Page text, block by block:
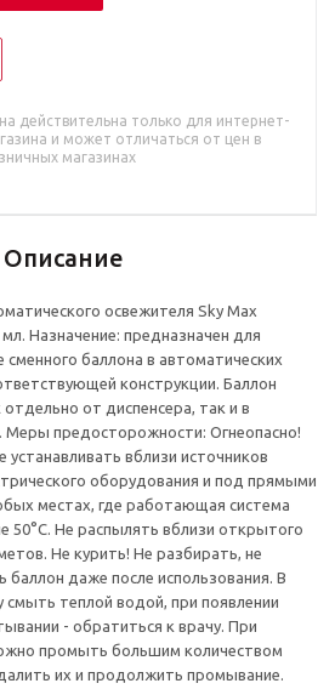
действительна только для интернет-
и может отличаться от цен в
магазинах
Описание
освежителя Sky Max
Назначение: предназначен для
сменного баллона в автоматических
конструкции. Баллон
от диспенсера, так и в
Меры предосторожности: Огнеопасно!
вблизи источников
оборудования и под прямыми
местах, где работающая система
50°С. Не распылять вблизи открытого
Не курить! Не разбирать, не
баллон даже после использования. В
смыть теплой водой, при появлении
- обратиться к врачу. При
промыть большим количеством
их и продолжить промывание.